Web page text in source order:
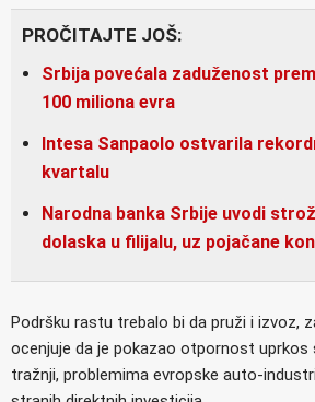
PROČITAJTE JOŠ:
Srbija povećala zaduženost
100 miliona evra
Intesa Sanpaolo ostvarila
kvartalu
Narodna banka Srbije uvodi
dolaska u filijalu, uz pojačane
Podršku rastu trebalo bi da pruži i izvoz,
ocenjuje da je pokazao otpornost uprkos
tražnji, problemima evropske auto-